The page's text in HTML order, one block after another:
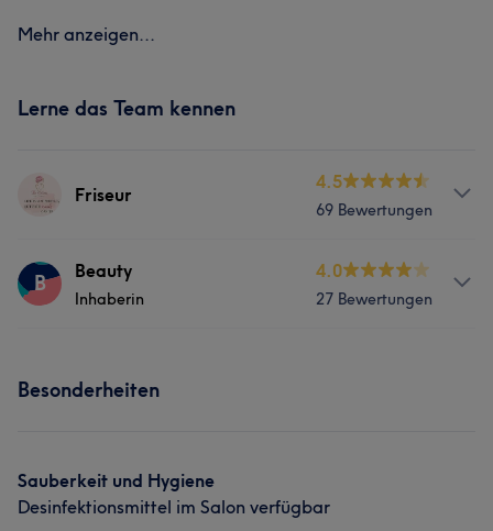
Mehr anzeigen...
Lerne das Team kennen
Friseur
4.5
69 Bewertungen
Services
B Beauty
Inhaberin
4.0
27 Bewertungen
Beauty
Nägel Friseur Gesicht
Besonderheiten
Sauberkeit und Hygiene
Desinfektionsmittel im Salon verfügbar